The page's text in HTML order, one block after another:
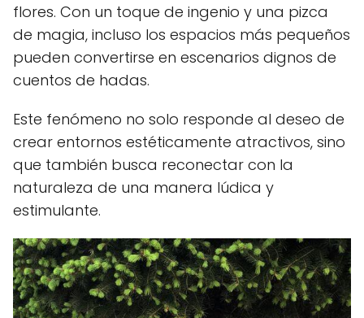
flores. Con un toque de ingenio y una pizca
de magia, incluso los espacios más pequeños
pueden convertirse en escenarios dignos de
cuentos de hadas.
Este fenómeno no solo responde al deseo de
crear entornos estéticamente atractivos, sino
que también busca reconectar con la
naturaleza de una manera lúdica y
estimulante.